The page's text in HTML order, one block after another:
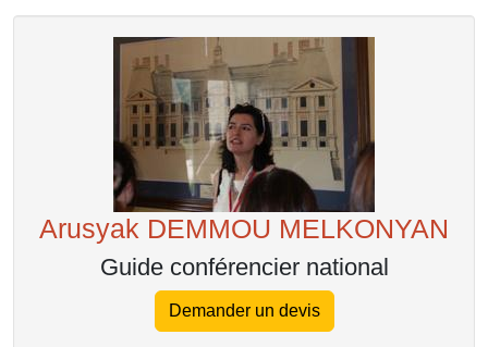
Arusyak DEMMOU MELKONYAN
Guide conférencier national
Demander un devis